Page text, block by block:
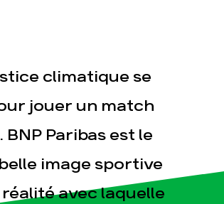
climatique se
jouer un match
Paribas est le
image sportive
avec laquelle